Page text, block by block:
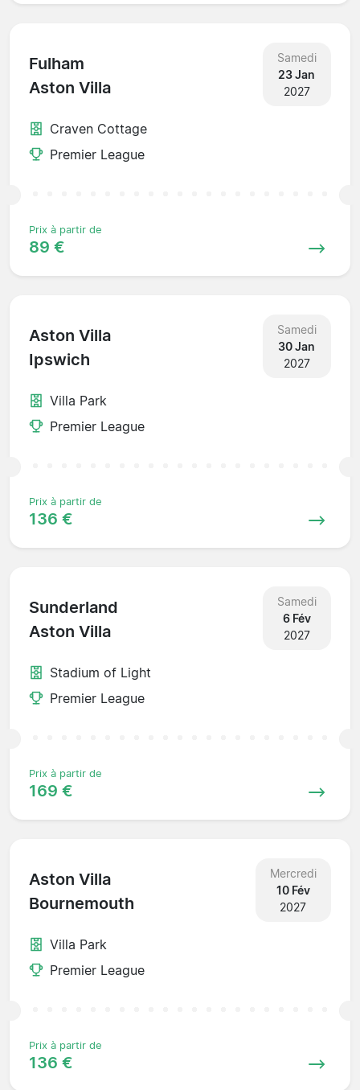
Fulham
Aston Villa
Samedi
23 Jan
2027
Craven Cottage
Premier League
Prix à partir de
89 €
Aston Villa
Ipswich
Samedi
30 Jan
2027
Villa Park
Premier League
Prix à partir de
136 €
Sunderland
Aston Villa
Samedi
6 Fév
2027
Stadium of Light
Premier League
Prix à partir de
169 €
Aston Villa
Bournemouth
Mercredi
10 Fév
2027
Villa Park
Premier League
Prix à partir de
136 €